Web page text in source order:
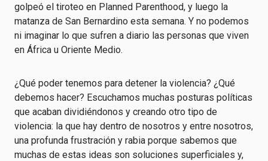
golpeó el tiroteo en Planned Parenthood, y luego la
matanza de San Bernardino esta semana. Y no podemos
ni imaginar lo que sufren a diario las personas que viven
en África u Oriente Medio.
¿Qué poder tenemos para detener la violencia? ¿Qué
debemos hacer? Escuchamos muchas posturas políticas
que acaban dividiéndonos y creando otro tipo de
violencia: la que hay dentro de nosotros y entre nosotros,
una profunda frustración y rabia porque sabemos que
muchas de estas ideas son soluciones superficiales y,